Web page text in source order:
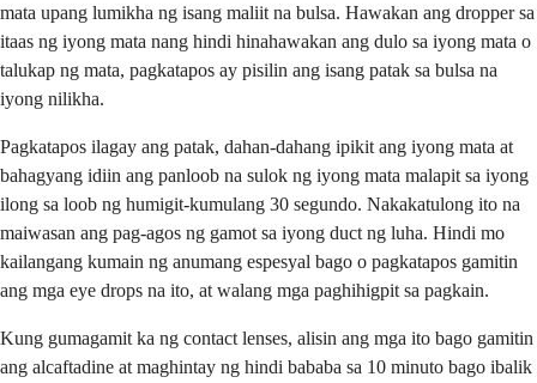
mata upang lumikha ng isang maliit na bulsa. Hawakan ang dropper sa
itaas ng iyong mata nang hindi hinahawakan ang dulo sa iyong mata o
talukap ng mata, pagkatapos ay pisilin ang isang patak sa bulsa na
iyong nilikha.
Pagkatapos ilagay ang patak, dahan-dahang ipikit ang iyong mata at
bahagyang idiin ang panloob na sulok ng iyong mata malapit sa iyong
ilong sa loob ng humigit-kumulang 30 segundo. Nakakatulong ito na
maiwasan ang pag-agos ng gamot sa iyong duct ng luha. Hindi mo
kailangang kumain ng anumang espesyal bago o pagkatapos gamitin
ang mga eye drops na ito, at walang mga paghihigpit sa pagkain.
Kung gumagamit ka ng contact lenses, alisin ang mga ito bago gamitin
ang alcaftadine at maghintay ng hindi bababa sa 10 minuto bago ibalik